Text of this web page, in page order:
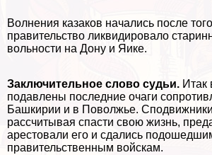
Волнения казаков начались после
правительство ликвидировало
вольности на Дону и Яике.
Заключительное слово судьи. Итак
подавлены последние очаги
Башкирии и в Поволжье.
рассчитывая спасти свою жизнь,
арестовали его и сдались
правительственным войскам.